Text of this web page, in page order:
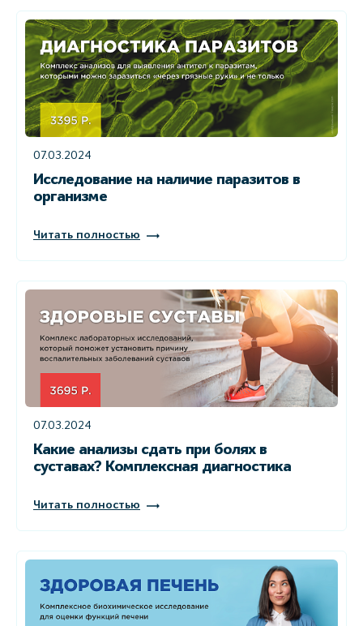
07.03.2024
Исследование на наличие паразитов в
организме
Читать полностью
07.03.2024
Какие анализы сдать при болях в
суставах? Комплексная диагностика
Читать полностью